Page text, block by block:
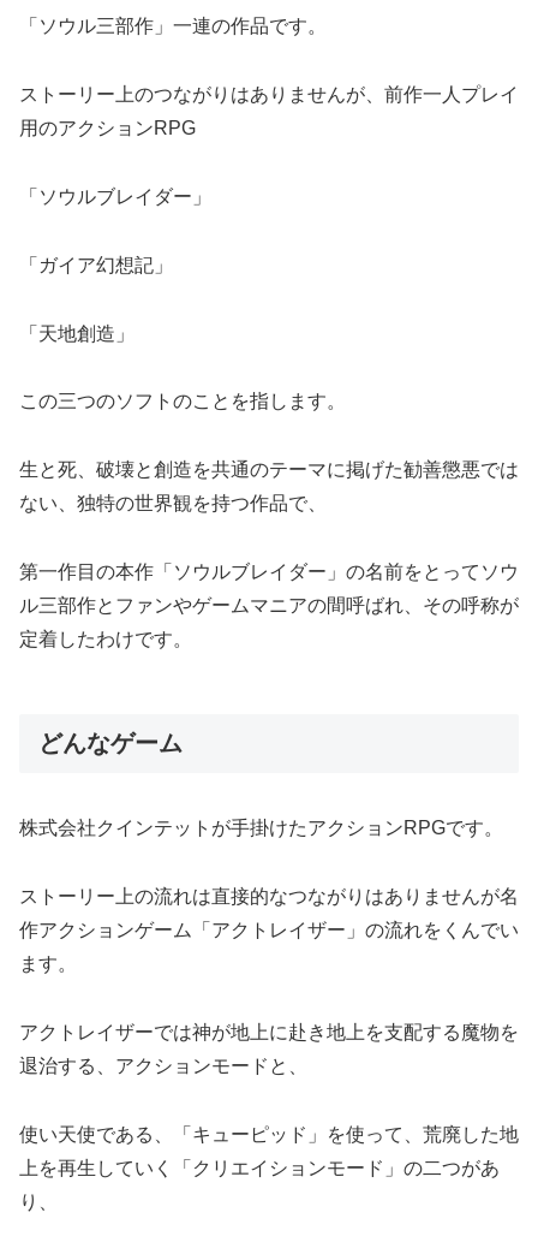
「ソウル三部作」一連の作品です。
ストーリー上のつながりはありませんが、前作一人プレイ
用のアクションRPG
「ソウルブレイダー」
「ガイア幻想記」
「天地創造」
この三つのソフトのことを指します。
生と死、破壊と創造を共通のテーマに掲げた勧善懲悪では
ない、独特の世界観を持つ作品で、
第一作目の本作「ソウルブレイダー」の名前をとってソウ
ル三部作とファンやゲームマニアの間呼ばれ、その呼称が
定着したわけです。
どんなゲーム
株式会社クインテットが手掛けたアクションRPGです。
ストーリー上の流れは直接的なつながりはありませんが名
作アクションゲーム「アクトレイザー」の流れをくんでい
ます。
アクトレイザーでは神が地上に赴き地上を支配する魔物を
退治する、アクションモードと、
使い天使である、「キューピッド」を使って、荒廃した地
上を再生していく「クリエイションモード」の二つがあ
り、